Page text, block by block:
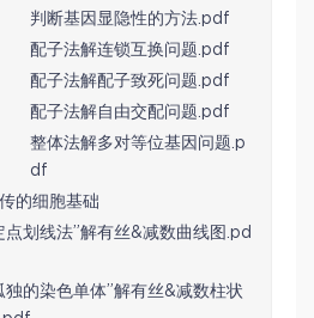
判断基因显隐性的方法.pdf
配子法解连锁互换问题.pdf
配子法解配子致死问题.pdf
配子法解自由交配问题.pdf
整体法解多对等位基因问题.p
df
的细胞基础
点划线法”解有丝&减数曲线图.pd
独的染色单体”解有丝&减数柱状